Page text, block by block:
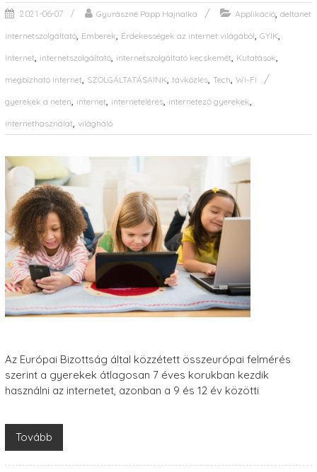
2021-06-07 Gyurászné Papp Hajnalka Applikáció, deltanet
internetszolgáltató, Emberek, Érdekességek az internet világából, GYIK,
Internet, internetszolgáltató, internetszolgáltató kecskemét, Kutatások,
megbízható internet, SZOLGÁLTATÁSAINK, távközlés, Tech, Wi-Fi
gyerekek a neten, internet, internetelérés, internetező gyerekek,
internethasználat, világháló
Az Európai Bizottság által közzétett összeurópai felmérés
szerint a gyerekek átlagosan 7 éves korukban kezdik
használni az internetet, azonban a 9 és 12 év közötti
Tovább